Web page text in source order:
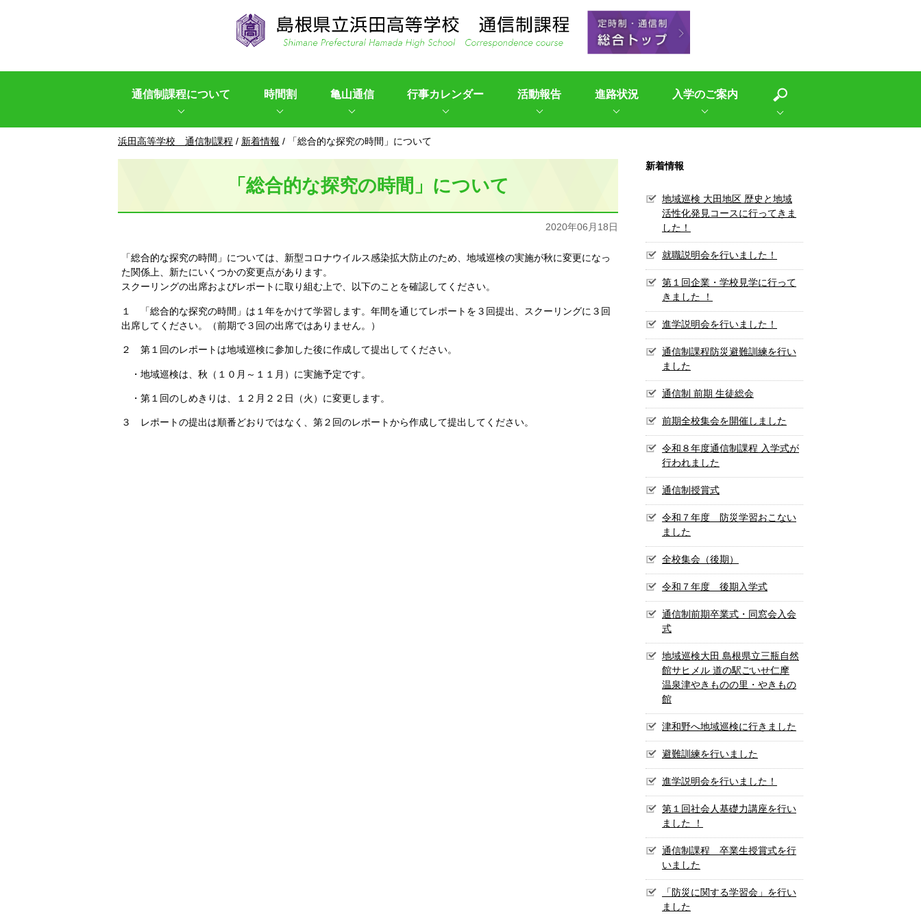
通信制課程について 時間割 亀山通信 行事カレンダー 活動報告 進路状況 入学のご案内
現
浜田高等学校 通信制課程 / 新着情報 / 「総合的な探究の時間」について
「総合的な探究の時間」について
2020年06月18日
「総合的な探究の時間」については、新型コロナウイルス感染拡大防止のため、地域巡検の実施が秋に変更になっ
た関係上、新たにいくつかの変更点があります。
スクーリングの出席およびレポートに取り組む上で、以下のことを確認してください。
１ 「総合的な探究の時間」は１年をかけて学習します。年間を通じてレポートを３回提出、スクーリングに３回
出席してください。（前期で３回の出席ではありません。）
２ 第１回のレポートは地域巡検に参加した後に作成して提出してください。
・地域巡検は、秋（１０月～１１月）に実施予定です。
・第１回のしめきりは、１２月２２日（火）に変更します。
３ レポートの提出は順番どおりではなく、第２回のレポートから作成して提出してください。
新着情報
地域巡検 大田地区 歴史と地域
活性化発見コースに行ってきま
した！
就職説明会を行いました！
第１回企業・学校見学に行って
きました ！
進学説明会を行いました！
通信制課程防災避難訓練を行い
ました
通信制 前期 生徒総会
前期全校集会を開催しました
令和８年度通信制課程 入学式が
行われました
通信制授賞式
令和７年度 防災学習おこない
ました
全校集会（後期）
令和７年度 後期入学式
通信制前期卒業式・同窓会入会
式
地域巡検大田 島根県立三瓶自然
館サヒメル 道の駅ごいせ仁摩
温泉津やきものの里・やきもの
館
津和野へ地域巡検に行きました
避難訓練を行いました
進学説明会を行いました！
第１回社会人基礎力講座を行い
ました ！
通信制課程 卒業生授賞式を行
いました
「防災に関する学習会」を行い
ました